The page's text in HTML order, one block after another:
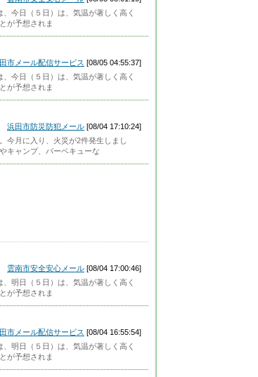
今日（５日）は、気温が著しく高く
が予想されま
市メール配信サービス [08/05 04:55:37]
今日（５日）は、気温が著しく高く
が予想されま
浜田市防災防犯メール [08/04 17:10:24]
今月に入り、火災が2件発生しまし
キャンプ、バーベキューな
雲南市安全安心メール [08/04 17:00:46]
明日（５日）は、気温が著しく高く
が予想されま
市メール配信サービス [08/04 16:55:54]
明日（５日）は、気温が著しく高く
が予想されま